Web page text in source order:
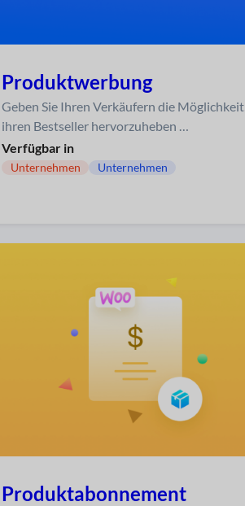
Produktwerbung
Geben Sie Ihren Verkäufern die Möglichkeit,
ihren Bestseller hervorzuheben …
Verfügbar in
Unternehmen Unternehmen
Produktabonnement